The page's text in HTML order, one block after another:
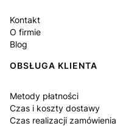
Kontakt
O firmie
Blog
OBSŁUGA KLIENTA
Metody płatności
Czas i koszty dostawy
Czas realizacji zamówienia